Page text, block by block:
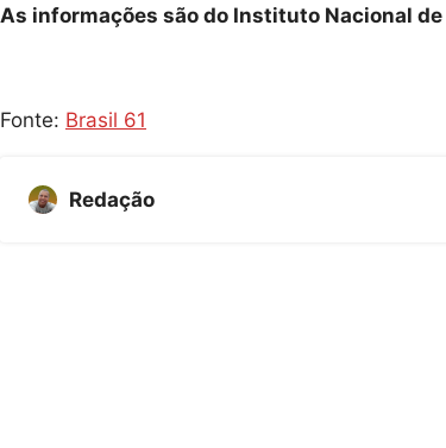
As informações são do Instituto Nacional
Fonte: Brasil 61
Redação